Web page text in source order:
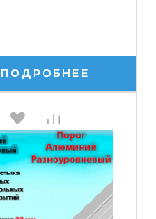
ПОДРОБНЕЕ